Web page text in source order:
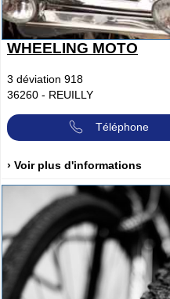
WHEELING MOTO
3 déviation 918
36260 - REUILLY
Téléphone
› Voir plus d'informations